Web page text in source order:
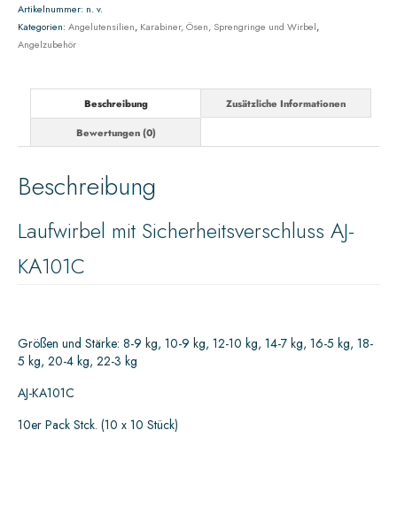
Artikelnummer: n. v.
Kategorien:Angelutensilien, Karabiner, Ösen, Sprengringe und Wirbel,
Angelzubehör
Beschreibung Zusätzliche Informationen
Bewertungen (0)
Beschreibung
Laufwirbel mit Sicherheitsverschluss AJ-
KA101C
Größen und Stärke: 8-9 kg, 10-9 kg, 12-10 kg, 14-7 kg, 16-5 kg, 18-
5 kg, 20-4 kg, 22-3 kg
AJ-KA101C
10er Pack Stck. (10 x 10 Stück)